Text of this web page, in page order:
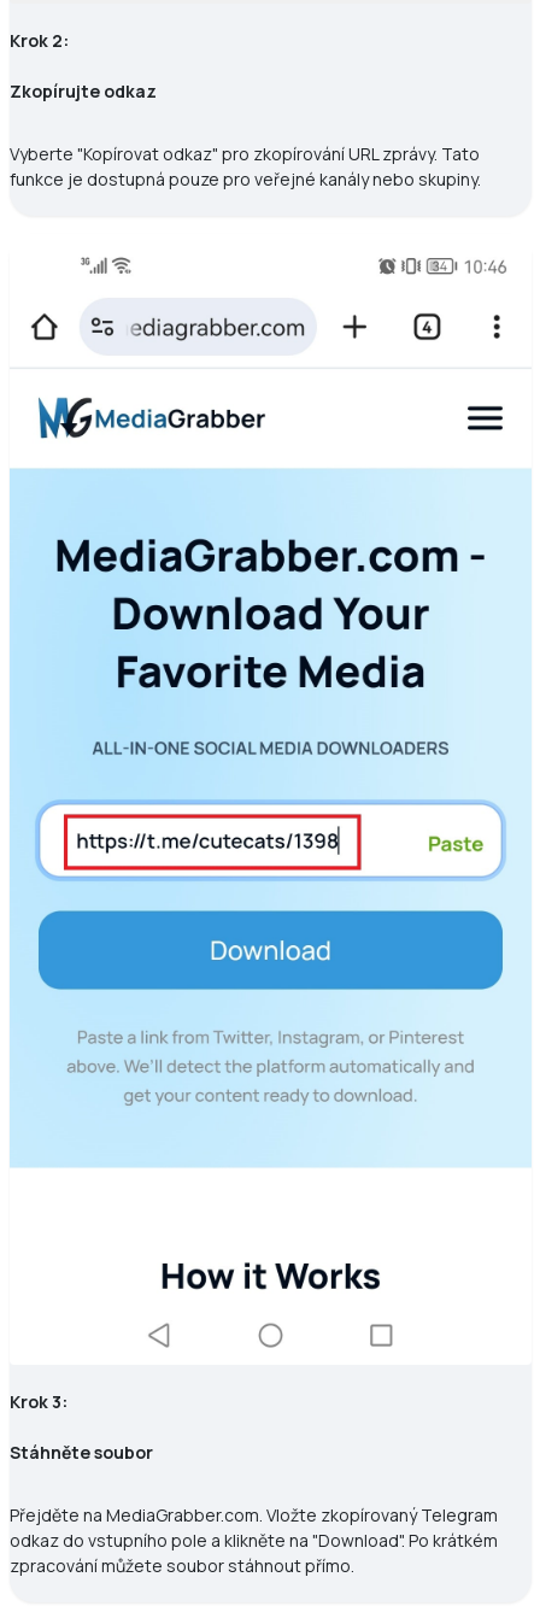
Krok 2:
Zkopírujte odkaz
Vyberte "Kopírovat odkaz" pro zkopírování URL zprávy. Tato
funkce je dostupná pouze pro veřejné kanály nebo skupiny.
Krok 3:
Stáhněte soubor
Přejděte na MediaGrabber.com. Vložte zkopírovaný Telegram
odkaz do vstupního pole a klikněte na "Download". Po krátkém
zpracování můžete soubor stáhnout přímo.